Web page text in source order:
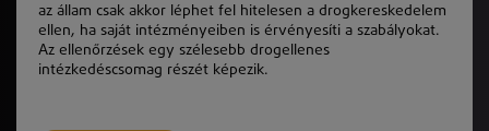
az állam csak akkor léphet fel hitelesen a drogkereskedelem
ellen, ha saját intézményeiben is érvényesíti a szabályokat.
Az ellenőrzések egy szélesebb drogellenes
intézkedéscsomag részét képezik.